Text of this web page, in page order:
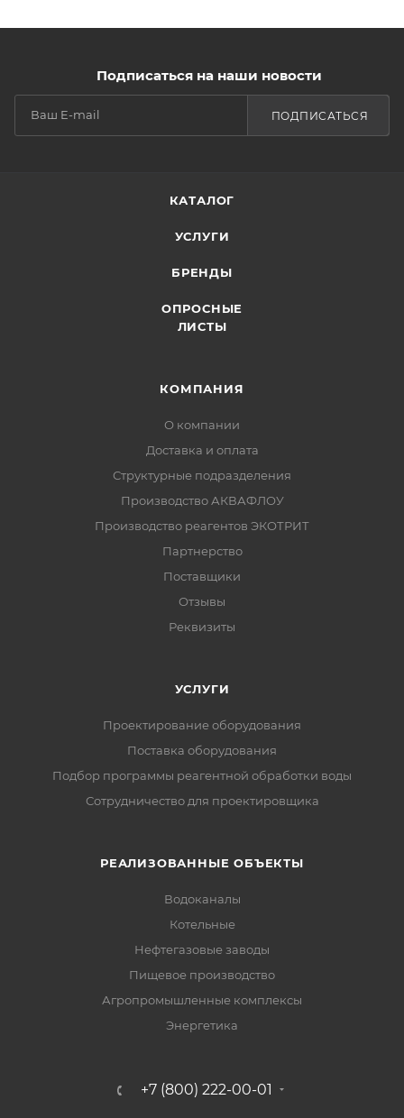
Подписаться на наши новости
ПОДПИСАТЬСЯ
КАТАЛОГ
УСЛУГИ
БРЕНДЫ
ОПРОСНЫЕ
ЛИСТЫ
КОМПАНИЯ
О компании
Доставка и оплата
Структурные подразделения
Производство АКВАФЛОУ
Производство реагентов ЭКОТРИТ
Партнерство
Поставщики
Отзывы
Реквизиты
УСЛУГИ
Проектирование оборудования
Поставка оборудования
Подбор программы реагентной обработки воды
Сотрудничество для проектировщика
РЕАЛИЗОВАННЫЕ ОБЪЕКТЫ
Водоканалы
Котельные
Нефтегазовые заводы
Пищевое производство
Агропромышленные комплексы
Энергетика
+7 (800) 222-00-01